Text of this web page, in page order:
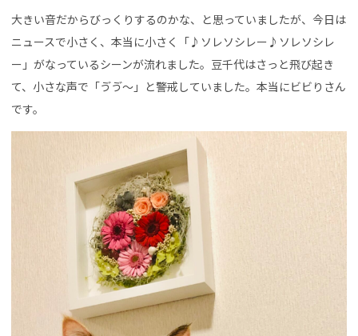
大きい音だからびっくりするのかな、と思っていましたが、今日は
ニュースで小さく、本当に小さく「♪ソレソシレー♪ソレソシレ
ー」がなっているシーンが流れました。豆千代はさっと飛び起き
て、小さな声で「ゔゔ〜」と警戒していました。本当にビビりさん
です。